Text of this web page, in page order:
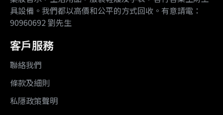
具設備。我們都以高價和公平的方式回收。有意請電：
90960692 劉先生
客戶服務
聯絡我們
條款及細則
私隱政策聲明